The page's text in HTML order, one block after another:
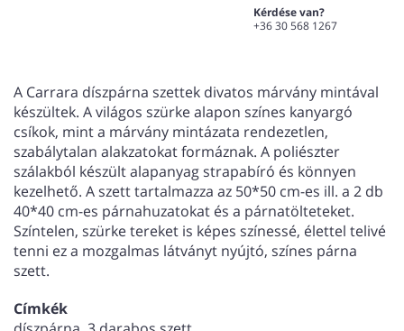
Kérdése van?
+36 30 568 1267
A Carrara díszpárna szettek divatos márvány mintával
készültek. A világos szürke alapon színes kanyargó
csíkok, mint a márvány mintázata rendezetlen,
szabálytalan alakzatokat formáznak. A poliészter
szálakból készült alapanyag strapabíró és könnyen
kezelhető. A szett tartalmazza az 50*50 cm-es ill. a 2 db
40*40 cm-es párnahuzatokat és a párnatölteteket.
Színtelen, szürke tereket is képes színessé, élettel telivé
tenni ez a mozgalmas látványt nyújtó, színes párna
szett.
Címkék